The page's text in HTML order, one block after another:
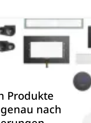
Produkte
nach